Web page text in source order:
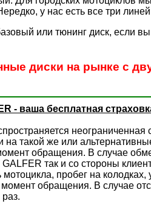
у нас есть все три
или тюнинг диск, если
диски на рынке с
- ваша бесплатная
на такой же или
обращения. В случае
так и со стороны
пробег на
обращения. В случае